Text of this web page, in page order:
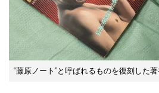
“藤原ノート”と呼ばれるものを復刻した